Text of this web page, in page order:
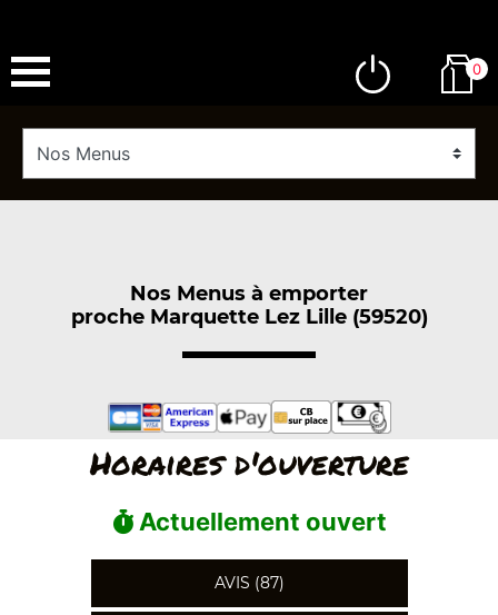
0
Nos Menus à emporter
proche Marquette Lez Lille (59520)
Horaires d'ouverture
Actuellement ouvert
AVIS (87)